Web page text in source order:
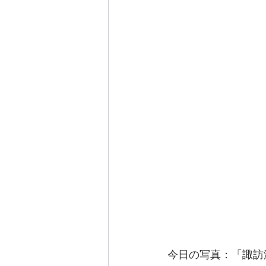
今日の写真：「諏訪